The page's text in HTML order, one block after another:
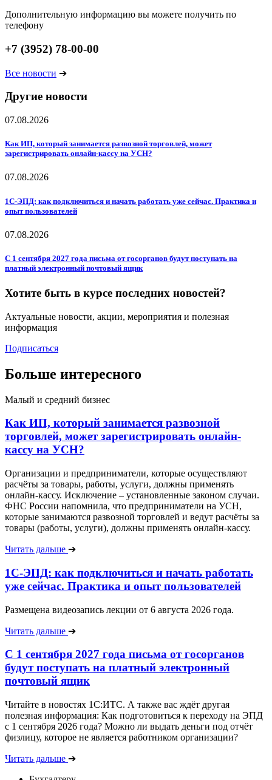
Дополнительную информацию вы можете получить по
телефону
+7 (3952) 78-00-00
Все новости ➔
Другие новости
07.08.2026
Как ИП, который занимается развозной торговлей, может
зарегистрировать онлайн-кассу на УСН?
07.08.2026
1С-ЭПД: как подключиться и начать работать уже сейчас. Практика и
опыт пользователей
07.08.2026
С 1 сентября 2027 года письма от госорганов будут поступать на
платный электронный почтовый ящик
Хотите быть в курсе последних новостей?
Актуальные новости, акции, мероприятия и полезная
информация
Подписаться
Больше интересного
Малый и средний бизнес
Как ИП, который занимается развозной
торговлей, может зарегистрировать онлайн-
кассу на УСН?
Организации и предприниматели, которые осуществляют
расчёты за товары, работы, услуги, должны применять
онлайн-кассу. Исключение – установленные законом случаи.
ФНС России напомнила, что предприниматели на УСН,
которые занимаются развозной торговлей и ведут расчёты за
товары (работы, услуги), должны применять онлайн-кассу.
Читать дальше ➔
1С-ЭПД: как подключиться и начать работать
уже сейчас. Практика и опыт пользователей
Размещена видеозапись лекции от 6 августа 2026 года.
Читать дальше ➔
С 1 сентября 2027 года письма от госорганов
будут поступать на платный электронный
почтовый ящик
Читайте в новостях 1С:ИТС. А также вас ждёт другая
полезная информация: Как подготовиться к переходу на ЭПД
с 1 сентября 2026 года? Можно ли выдать деньги под отчёт
физлицу, которое не является работником организации?
Читать дальше ➔